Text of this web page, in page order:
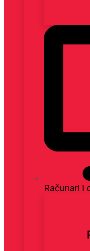
Računari i